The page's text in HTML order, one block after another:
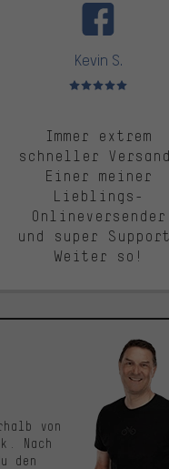
Kevin S.
Bewertungen: 5 von 5
Immer extrem
schneller
Einer meiner
Lieblings-
Onlineversender
und super
Weiter so!
von
Nach
den